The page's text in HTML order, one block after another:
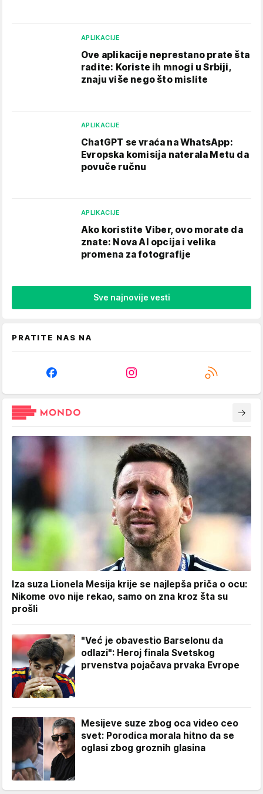
APLIKACIJE
Ove aplikacije neprestano prate šta
radite: Koriste ih mnogi u Srbiji,
znaju više nego što mislite
APLIKACIJE
ChatGPT se vraća na WhatsApp:
Evropska komisija naterala Metu da
povuče ručnu
APLIKACIJE
Ako koristite Viber, ovo morate da
znate: Nova AI opcija i velika
promena za fotografije
Sve najnovije vesti
PRATITE NAS NA
Iza suza Lionela Mesija krije se najlepša priča o ocu:
Nikome ovo nije rekao, samo on zna kroz šta su
prošli
"Već je obavestio Barselonu da
odlazi": Heroj finala Svetskog
prvenstva pojačava prvaka Evrope
Mesijeve suze zbog oca video ceo
svet: Porodica morala hitno da se
oglasi zbog groznih glasina